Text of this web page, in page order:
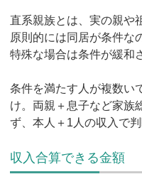
直系親族とは、実の親や
原則的には同居が条件な
特殊な場合は条件が緩和
条件を満たす人が複数い
け。両親＋息子など家族
ず、本人＋1人の収入で判
収入合算できる金額